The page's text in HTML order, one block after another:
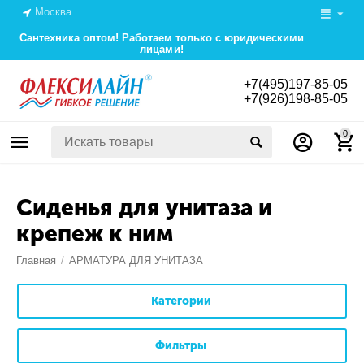
Москва
Сантехника оптом! Работаем только с юридическими
лицами!
+7(495)197-85-05
+7(926)198-85-05
0
Сиденья для унитаза и
крепеж к ним
Главная / АРМАТУРА ДЛЯ УНИТАЗА
Категории
Фильтры